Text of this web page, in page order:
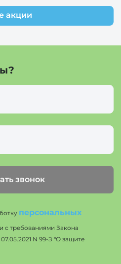
акции
звонок
персональных
с требованиями Закона
N 99-З "О защите